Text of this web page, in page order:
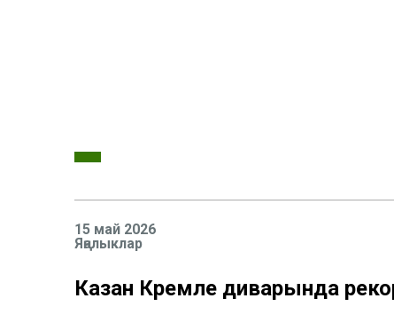
15 май 2026
Яңалыклар
Казан Кремле диварында